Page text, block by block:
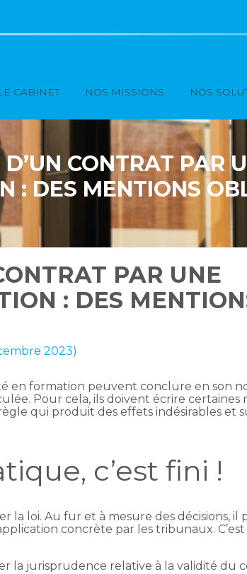
CABINET NOS MISSIONS NOS
CONTRAT PAR
: DES MENTIONS
PAR UNE
: DES
2023)
en formation peuvent conclure en son
Pour cela, ils doivent écrire certaines
qui produit des effets indésirables et
c’est fini !
la loi. Au fur et à mesure des décisions, il
concrète par les tribunaux. C’est
la jurisprudence relative à la validité du